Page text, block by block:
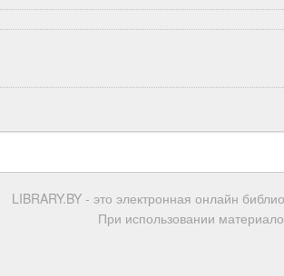
LIBRARY.BY - это электронная онлайн
При использовании